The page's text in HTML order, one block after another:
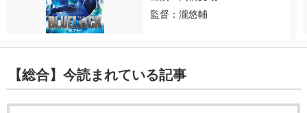
監督：瀧悠輔
【総合】今読まれている記事